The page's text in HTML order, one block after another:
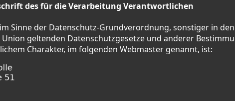
des für die Verarbeitung Verantwortlichen
Sinne der Datenschutz-Grundverordnung, sonstiger in
geltenden Datenschutzgesetze und anderer
Charakter, im folgenden Webmaster genannt, ist: